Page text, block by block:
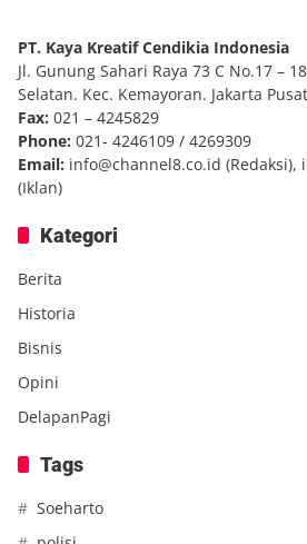
PT. Kaya Kreatif Cendikia Indonesia
Jl. Gunung Sahari Raya 73 C No.17 –
Selatan. Kec. Kemayoran. Jakarta
Fax: 021 – 4245829
Phone: 021- 4246109 / 4269309
Email: info@channel8.co.id (Redaksi),
(Iklan)
Kategori
Berita
Historia
Bisnis
Opini
DelapanPagi
Tags
Soeharto